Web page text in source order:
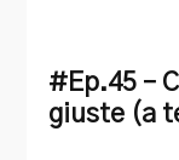
#Ep.45 –
giuste (a